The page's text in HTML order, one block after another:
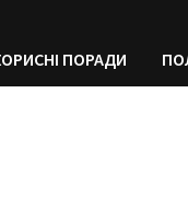
ПОРАДИ